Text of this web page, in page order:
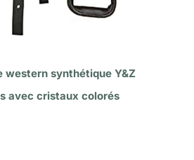
western synthétique Y&Z
avec cristaux colorés